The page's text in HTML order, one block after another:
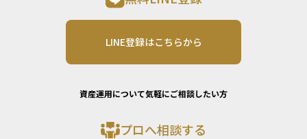
LINE登録はこちらから
資産運用について気軽にご相談したい方
プロへ相談する